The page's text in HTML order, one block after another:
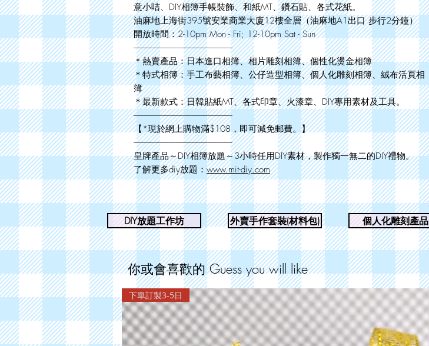
意小咭、DIY相簿手帳裝飾、和紙MT、鑽石貼、各式花紙。
油麻地上海街395號安業商業大廈12樓全層（油麻地A1出口 步行2分鐘）
開放時間：2-10pm Mon - Fri; 12-10pm Sat - Sun
--------------------------------------------------------
＊熱賣產品：日本進口相簿、相片雕刻相簿、個性化燙金相簿
＊特式相簿：手工布藝相簿、公仔造型相簿、個人化雕刻相簿、絨布活頁相
簿
＊最新款式：日韓貼紙MT、各式印章、火漆章、DIY專用素材及工具。
--------------------------------------------------------
【*現於網上購物滿$108，即可減免郵費。】
--------------------------------------------------------
皇牌產品～DIY相簿放題～3小時任用DIY素材，製作獨一無二的DIY禮物。
了解更多diy放題： www.mit-diy.com
DIY放題工作坊 外賣手作套裝(材料包) 個人化雕刻產品
你或會喜歡的 Guess you will like
下單訂製3-5日